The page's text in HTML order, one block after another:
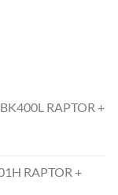
RAPTOR +
RAPTOR +